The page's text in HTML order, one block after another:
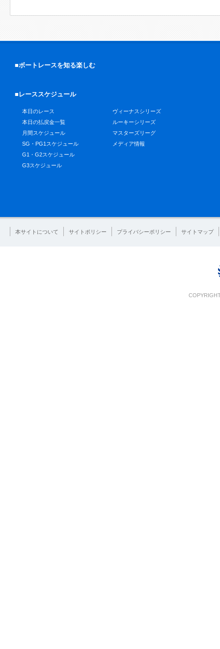
■ボートレースを知る楽しむ
■レーススケジュール
本日のレース
本日の払戻金一覧
月間スケジュール
SG・PG1スケジュール
G1・G2スケジュール
G3スケジュール
ヴィーナスシリーズ
ルーキーシリーズ
マスターズリーグ
メディア情報
本サイトについて サイトポリシー プライバシーポリシー サイトマップ